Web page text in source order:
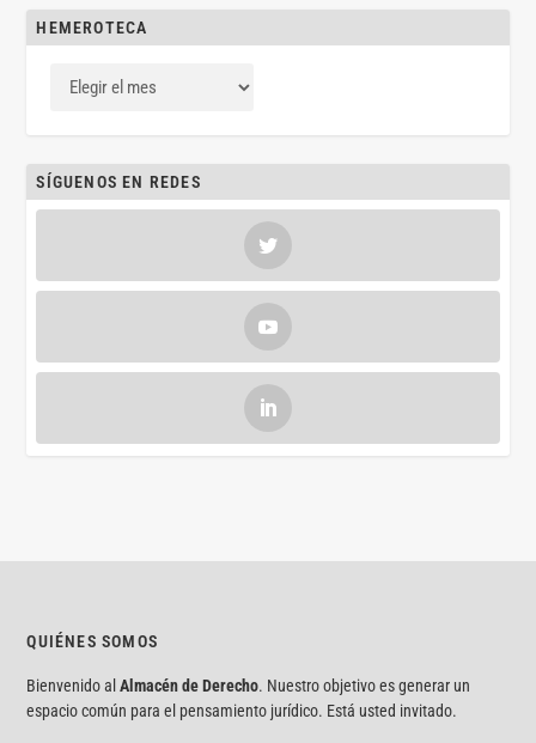
HEMEROTECA
SÍGUENOS EN REDES
QUIÉNES SOMOS
Bienvenido alAlmacén de Derecho. Nuestro objetivo es generar un
espacio común para el pensamiento jurídico. Está usted invitado.